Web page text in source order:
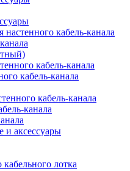
кабель-канала
кабель-канала
кабель-канала
кабель-канала
канала
и аксессуары
лотка